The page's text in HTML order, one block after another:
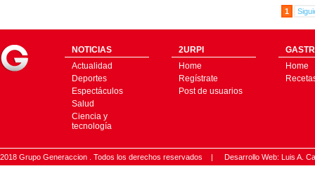
1
NOTICIAS
Actualidad
Deportes
Espectáculos
Salud
Ciencia y
tecnología
2URPI
Home
Regístrate
Post de usuarios
Home
2018 Grupo Generaccion . Todos los derechos reservados | Desarrollo Web: Luis